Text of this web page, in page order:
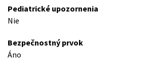
Pediatrické upozornenia
Nie
Bezpečnostný prvok
Áno